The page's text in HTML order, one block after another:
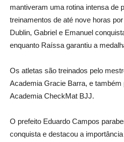
mantiveram uma rotina intensa de
treinamentos de até nove horas
Dublin, Gabriel e Emanuel
enquanto Raíssa garantiu a
Os atletas são treinados pelo
Academia Gracie Barra, e
Academia CheckMat BJJ.
O prefeito Eduardo Campos
conquista e destacou a